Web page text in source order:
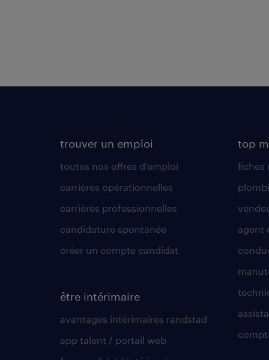
trouver un emploi
toutes nos offres d'emploi
carrières opérationnelles
carrières professionnelles
candidature spontanée
créer un compte candidat
être intérimaire
avantages intérimaires randstad
app talent / portail web
top
fiches
agent